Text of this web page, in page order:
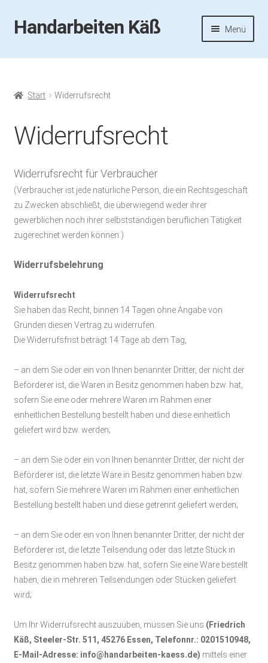
Zur
Navigation
Zum
Inhalt
Handarbeiten Käß Menü
Startseite
Aktuelles
Handarbeiten-Käß-Shop
Kasse
Start Widerrufsrecht
Widerrufsrecht
Widerrufsrecht für Verbraucher
(Verbraucher ist jede natürliche Person, die ein Rechtsgeschäft
zu Zwecken abschließt, die überwiegend weder ihrer
gewerblichen noch ihrer selbstständigen beruflichen Tätigkeit
zugerechnet werden können.)
Widerrufsbelehrung
Widerrufsrecht
Sie haben das Recht, binnen 14 Tagen ohne Angabe von
Gründen diesen Vertrag zu widerrufen.
Die Widerrufsfrist beträgt 14 Tage ab dem Tag,
– an dem Sie oder ein von Ihnen benannter Dritter, der nicht der
Beförderer ist, die Waren in Besitz genommen haben bzw. hat,
sofern Sie eine oder mehrere Waren im Rahmen einer
einheitlichen Bestellung bestellt haben und diese einheitlich
geliefert wird bzw. werden;
– an dem Sie oder ein von Ihnen benannter Dritter, der nicht der
Beförderer ist, die letzte Ware in Besitz genommen haben bzw.
hat, sofern Sie mehrere Waren im Rahmen einer einheitlichen
Bestellung bestellt haben und diese getrennt geliefert werden;
– an dem Sie oder ein von Ihnen benannter Dritter, der nicht der
Beförderer ist, die letzte Teilsendung oder das letzte Stück in
Besitz genommen haben bzw. hat, sofern Sie eine Ware bestellt
haben, die in mehreren Teilsendungen oder Stücken geliefert
wird;
Um Ihr Widerrufsrecht auszuüben, müssen Sie uns (Friedrich
Käß, Steeler-Str. 511, 45276 Essen, Telefonnr.: 0201510948,
E-Mail-Adresse: info@handarbeiten-kaess.de) mittels einer